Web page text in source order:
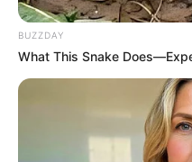
BUZZDAY
What This Snake